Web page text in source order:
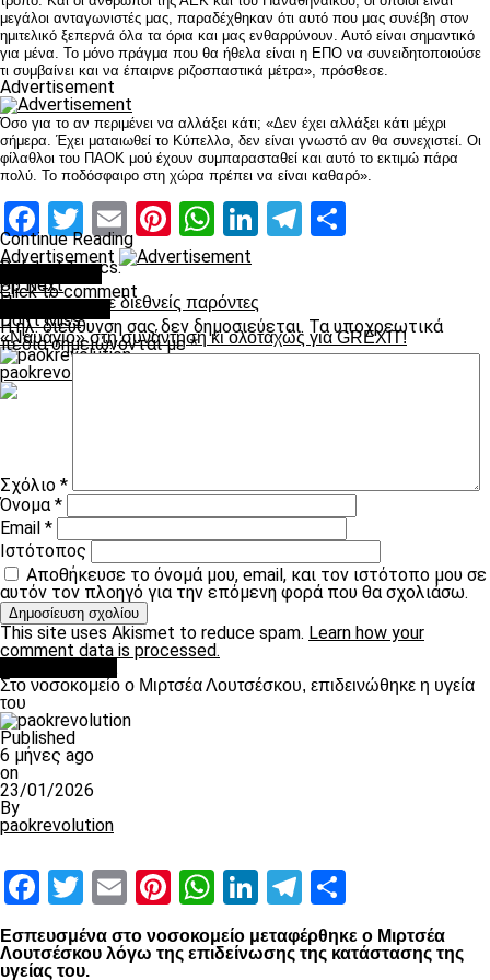
μεγάλοι ανταγωνιστές μας, παραδέχθηκαν ότι αυτό που μας συνέβη στον
ημιτελικό ξεπερνά όλα τα όρια και μας ενθαρρύνουν. Αυτό είναι σημαντικό
για μένα. Το μόνο πράγμα που θα ήθελα είναι η ΕΠΟ να συνειδητοποιούσε
τι συμβαίνει και να έπαιρνε ριζοσπαστικά μέτρα», πρόσθεσε.
Advertisement
Όσο για το αν περιμένει να αλλάξει κάτι; «Δεν έχει αλλάξει κάτι μέχρι
σήμερα. Έχει ματαιωθεί το Κύπελλο, δεν είναι γνωστό αν θα συνεχιστεί. Οι
φίλαθλοι του ΠΑΟΚ μού έχουν συμπαρασταθεί και αυτό το εκτιμώ πάρα
πολύ. Το ποδόσφαιρο στη χώρα πρέπει να είναι καθαρό».
Facebook
Twitter
EmailPinterest
WhatsApp
LinkedIn
Telegram
Related Topics:
Up Next
Προπόνηση με διεθνείς παρόντες
Don't Miss
«Ναυάγιο» στη συνάντηση κι ολοταχώς για GREXIT!
paokrevolution
Continue Reading
Advertisement
Click to comment
Η ηλ. διεύθυνση σας δεν δημοσιεύεται. Τα υποχρεωτικά
πεδία σημειώνονται με*
Σχόλιο *
Όνομα*
Email *
Ιστότοπος
Αποθήκευσε το όνομά μου, email, και τον ιστότοπο μου σε
αυτόν τον πλοηγό για την επόμενη φορά που θα σχολιάσω.
This site uses Akismet to reduce spam. Learn how your
comment data is processed.
Στο νοσοκομείο ο Μιρτσέα Λουτσέσκου, επιδεινώθηκε η υγεία
του
Published
6 μήνες ago
on
23/01/2026
By
paokrevolution
Facebook
Twitter
EmailPinterest
WhatsApp
LinkedIn
Telegram
Εσπευσμένα στο νοσοκομείο μεταφέρθηκε ο Μιρτσέα
Λουτσέσκου λόγω της επιδείνωσης της κατάστασης της
υγείας του.